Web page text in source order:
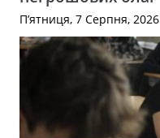
П’ятниця, 7 Серпня, 2026